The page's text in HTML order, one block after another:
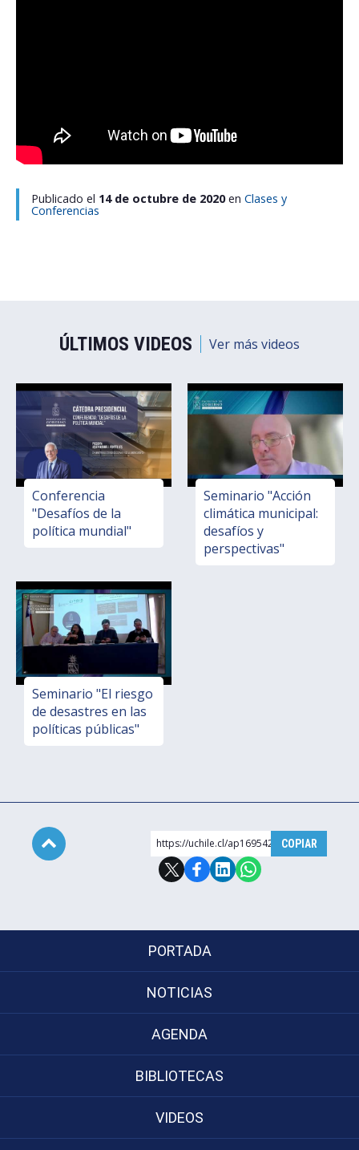
Publicado el 14 de octubre de 2020en Clases y
Conferencias
ÚLTIMOS VIDEOS Ver más videos
Conferencia
"Desafíos de la
política mundial"
Seminario "Acción
climática municipal:
desafíos y
perspectivas"
Seminario "El riesgo
de desastres en las
políticas públicas"
https://uchile.cl/ap169542 COPIAR
PORTADA
NOTICIAS
AGENDA
BIBLIOTECAS
VIDEOS